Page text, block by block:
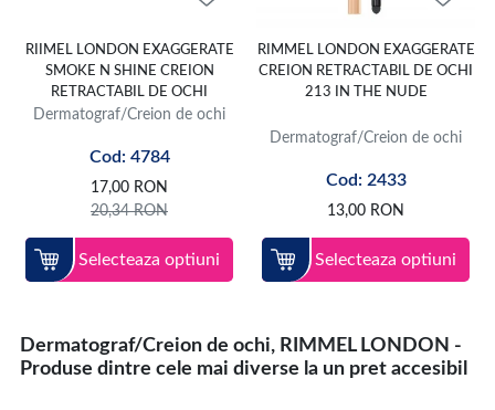
Creionul de ochi este disponibil in diferite culori, tipuri si texturi, si este
a-ti completa machiajul, ai posibilitatea de a selecta din catalogul vast de
produse disponibil pe 1001cosmetice.ro, site-ul unde
gasesti rimel/mascaraperfect pentru tine, creion dermatograf retractabil
si rezistent la apa,fard de obraz care sa puna in valoare trasaturile fetei
Alege cu incredere dintre produsele de pe site pentru a realiza un machiaj
unic si durabil.
diferite culori, eventual asortandu-le cu noul tau dermatograf rezistent la
apa.
RIIMEL LONDON EXAGGERATE
SMOKE N SHINE CREION
RETRACTABIL DE OCHI
Dermatograf/Creion de ochi
Cod: 4784
17,00 RON
20,34RON
Selecteaza optiuni
RIMMEL LONDON EXAGGERATE
CREION RETRACTABIL DE OCHI
213 IN THE NUDE
Dermatograf/Creion de ochi
Cod: 2433
13,00 RON
Selecteaza optiuni
Dermatograf/Creion de ochi, RIMMEL LONDON -
Produse dintre cele mai diverse la un pret accesibil